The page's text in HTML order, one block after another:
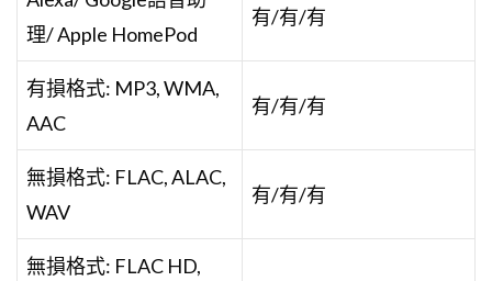
理/ Apple HomePod
有/有/有
有損格式: MP3, WMA,
AAC
有/有/有
無損格式: FLAC, ALAC,
WAV
有/有/有
無損格式: FLAC HD,